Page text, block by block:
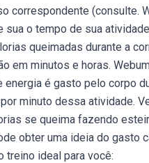
correspondente (consulte.
o tempo de sua
queimadas durante a
em minutos e horas.
é gasto pelo corpo
minuto dessa atividade.
se queima fazendo
obter uma ideia do gasto
treino ideal para você: